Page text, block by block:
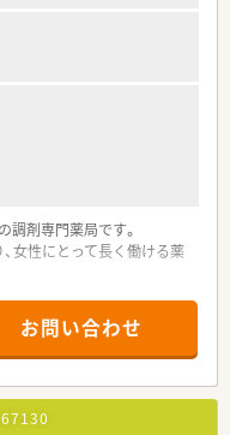
剤専門薬局です。
女性にとって長く働ける薬
めて頂ける、紹介予定派遣
お問い合わせ